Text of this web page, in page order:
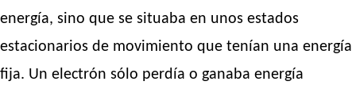
energía, sino que se situaba en unos estados
estacionarios de movimiento que tenían una energía
fija. Un electrón sólo perdía o ganaba energía